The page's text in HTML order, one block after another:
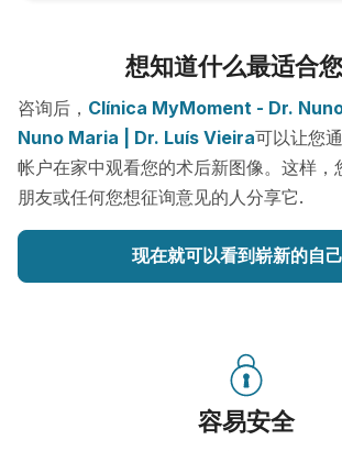
想知道什么最适合
咨询后， Clínica MyMoment - Dr.
Nuno Maria | Dr. Luís Vieira可以让您
帐户在家中观看您的术后新图像。这样，
朋友或任何您想征询意见的人分享它.
现在就可以看到崭新的自己
容易安全